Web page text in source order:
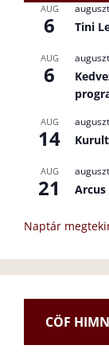
AUG
6 Tini
AUG
6
AUG
14
AUG
21
Naptár
CÖF